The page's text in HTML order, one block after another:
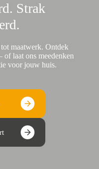
Strak
maatwerk. Ontdek
laat ons meedenken
voor jouw huis.